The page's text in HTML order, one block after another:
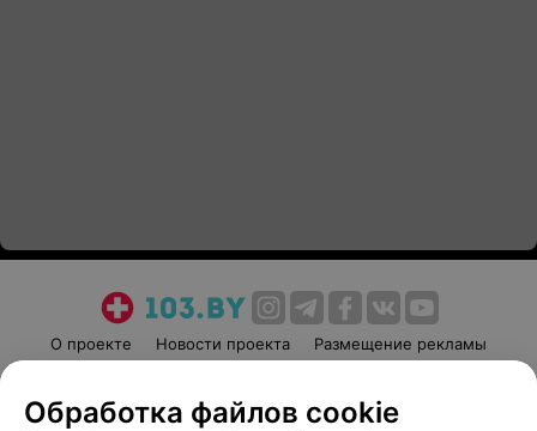
О проекте Новости проекта
Размещение рекламы
Пользовательское соглашение
Способы оплаты
Обработка файлов cookie